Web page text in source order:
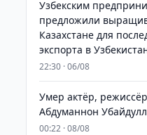
Узбекским
предложили
Казахстане для
экспорта в
22:30 · 06/08
Умер актёр,
Абдуманнон
00:22 · 08/08